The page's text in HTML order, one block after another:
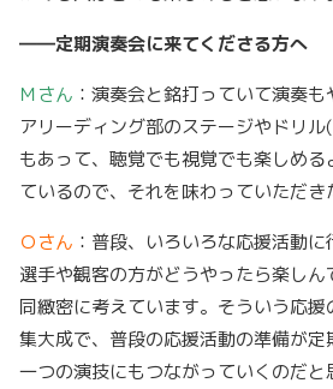
――定期演奏会に来てくださる方へ
Ｍさん ：演奏会と銘打っていて演奏
アリーディング部のステージやドリ
もあって、聴覚でも視覚でも楽しめ
ているので、それを味わっていただき
Ｏさん ：普段、いろいろな応援活動に
選手や観客の方がどうやったら楽し
同緻密に考えています。そういう応
集大成で、普段の応援活動の準備が
一つの演技にもつながっていくのだ